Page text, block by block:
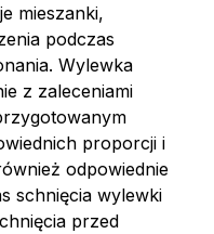
mieszanki,
podczas
Wylewka
z zaleceniami
proporcji i
odpowiednie
schnięcia wylewki
przed